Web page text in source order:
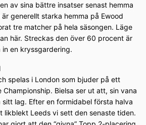
av sina bättre insatser senast hemma
generellt starka hemma på Ewood
tre matcher på hela säsongen. Läge
här. Streckas den över 60 procent är
en kryssgardering.
spelas i London som bjuder på ett
Bielsa ser ut att, sin vana
lag. Efter en formidabel första halva
likblekt Leeds vi sett den senaste tiden.